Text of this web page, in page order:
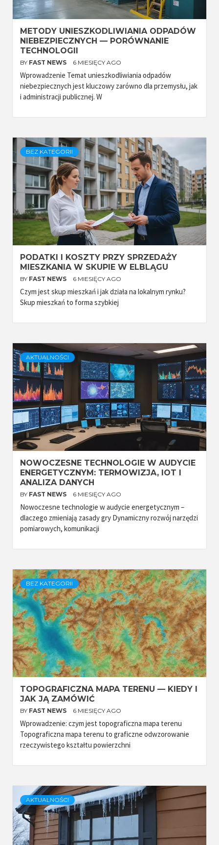
METODY UNIESZKODLIWIANIA ODPADÓW
NIEBEZPIECZNYCH — PORÓWNANIE
TECHNOLOGII
BY FAST NEWS 6 MIESIĘCY AGO
Wprowadzenie Temat unieszkodliwiania odpadów
niebezpiecznych jest kluczowy zarówno dla przemysłu, jak
i administracji publicznej. W
BEZ KATEGORII
PODATKI I KOSZTY PRZY SPRZEDAŻY
MIESZKANIA W SKUPIE W ELBLĄGU
BY FAST NEWS 6 MIESIĘCY AGO
Czym jest skup mieszkań i jak działa na lokalnym rynku?
Skup mieszkań to forma szybkiej
AKTUALNOŚCI
NOWOCZESNE TECHNOLOGIE W AUDYCIE
ENERGETYCZNYM: TERMOWIZJA, IOT I
ANALIZA DANYCH
BY FAST NEWS 6 MIESIĘCY AGO
Nowoczesne technologie w audycie energetycznym –
dlaczego zmieniają zasady gry Dynamiczny rozwój narzędzi
pomiarowych, komunikacji
BEZ KATEGORII
TOPOGRAFICZNA MAPA TERENU — KIEDY I
JAK JĄ ZAMÓWIĆ
BY FAST NEWS 6 MIESIĘCY AGO
Wprowadzenie: czym jest topograficzna mapa terenu
Topograficzna mapa terenu to graficzne odwzorowanie
rzeczywistego kształtu powierzchni
AKTUALNOŚCI